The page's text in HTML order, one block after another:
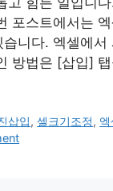
포스트에서는
습니다. 엑셀에
방법은 [삽입]
삽입,셀크기조정, 엑